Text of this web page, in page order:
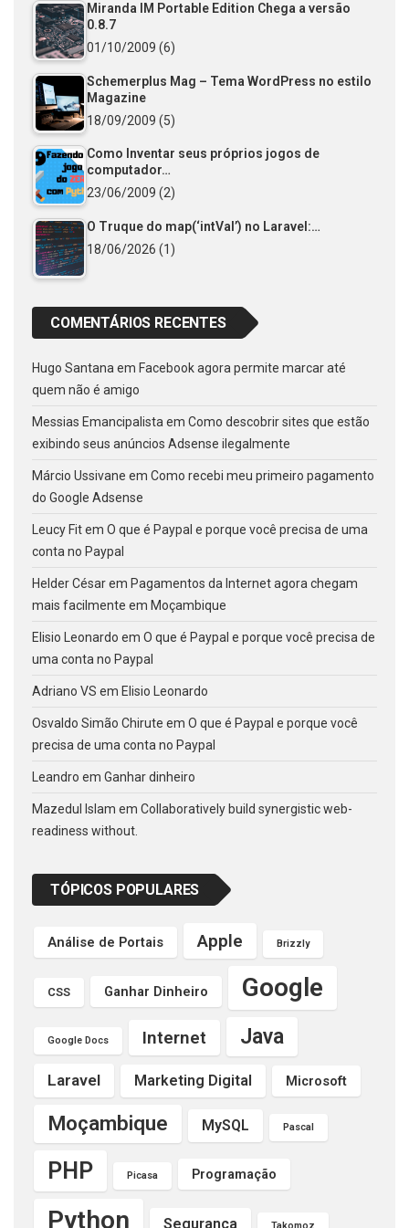
Miranda IM Portable Edition Chega a versão
0.8.7
01/10/2009 (6)
Schemerplus Mag – Tema WordPress no estilo
Magazine
18/09/2009 (5)
Como Inventar seus próprios jogos de
computador…
23/06/2009 (2)
O Truque do map(‘intVal’) no Laravel:…
18/06/2026 (1)
COMENTÁRIOS RECENTES
Hugo Santana em Facebook agora permite marcar até
quem não é amigo
Messias Emancipalista em Como descobrir sites que estão
exibindo seus anúncios Adsense ilegalmente
Márcio Ussivane em Como recebi meu primeiro pagamento
do Google Adsense
Leucy Fitem O que é Paypal e porque você precisa de uma
conta no Paypal
Helder Césarem Pagamentos da Internet agora chegam
mais facilmente em Moçambique
Elisio Leonardo em O que é Paypal e porque você precisa de
uma conta no Paypal
Adriano VS em Elisio Leonardo
Osvaldo Simão Chirute em O que é Paypal e porque você
precisa de uma conta no Paypal
Leandro em Ganhar dinheiro
Mazedul Islam em Collaboratively build synergistic web-
readiness without.
TÓPICOS POPULARES
Análise de Portais Apple Brizzly
CSS Ganhar Dinheiro Google
Google Docs Internet Java
Laravel Marketing Digital Microsoft
Moçambique MySQL Pascal
PHP Picasa Programação
Python Segurança Takomoz